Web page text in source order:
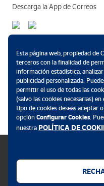
Descarga la App de Correos
Política de cookies
Esta página web, propiedad de
terceros con la finalidad de
información estadística,
publicidad personalizada.
permitir el uso de todas las
(salvo las cookies necesarias)
tipo de cookies deseas aceptar
opción Configurar Cookies.
nuestra POLÍTICA DE